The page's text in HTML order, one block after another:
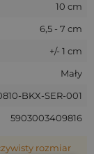
10 cm
6,5 - 7 cm
+/- 1 cm
Mały
BKX-SER-001
5903003409816
rozmiar